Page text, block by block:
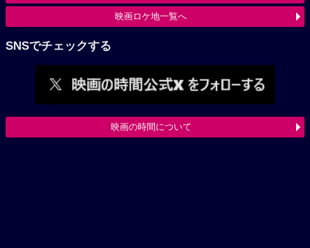
映画ロケ地一覧へ
SNSでチェックする
映画の時間について